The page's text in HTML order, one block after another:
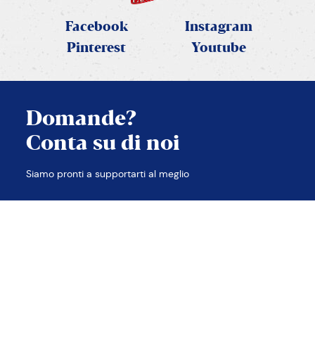
Facebook
Instagram
Pinterest
Youtube
Domande?
Conta su di noi
Siamo pronti a supportarti al meglio